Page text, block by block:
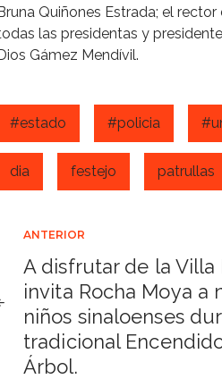
Quiñones Estrada; el
las presidentas y
Gámez Mendívil.
#estado #policia
dia festejo patrullas
entradas
ANTERIOR
A disfrutar de la Villa
invita Rocha Moya a
niños sinaloenses
tradicional
Árbol.